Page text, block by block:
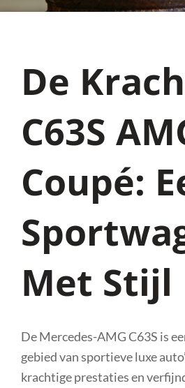
De
C63S
Coupé:
Met Stijl
De Mercedes-AMG C63S is
gebied van sportieve luxe
krachtige prestaties en